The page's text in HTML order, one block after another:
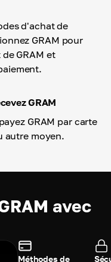
d'achat de
GRAM pour
GRAM et
GRAM
GRAM par carte
autre moyen.
avec
Méthodes de